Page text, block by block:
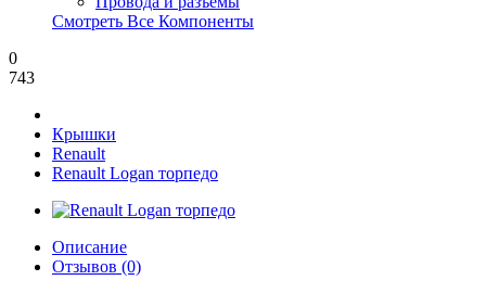
Смотреть Все Компоненты
0
743
Крышки
Renault
Renault Logan торпедо
Описание
Отзывов (0)